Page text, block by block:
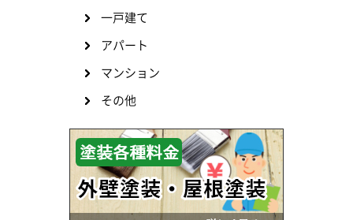
一戸建て
アパート
マンション
その他